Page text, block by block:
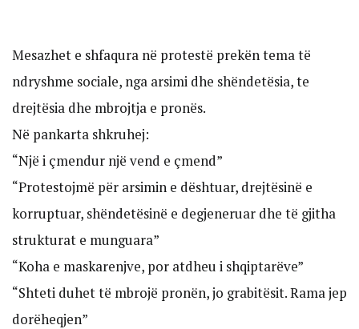
Mesazhet e shfaqura në protestë prekën tema të
ndryshme sociale, nga arsimi dhe shëndetësia, te
drejtësia dhe mbrojtja e pronës.
Në pankarta shkruhej:
“Një i çmendur një vend e çmend”
“Protestojmë për arsimin e dështuar, drejtësinë e
korruptuar, shëndetësinë e degjeneruar dhe të gjitha
strukturat e munguara”
“Koha e maskarenjve, por atdheu i shqiptarëve”
“Shteti duhet të mbrojë pronën, jo grabitësit. Rama jep
dorëheqjen”